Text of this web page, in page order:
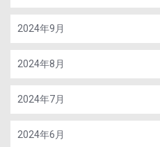
2024年9月
2024年8月
2024年7月
2024年6月